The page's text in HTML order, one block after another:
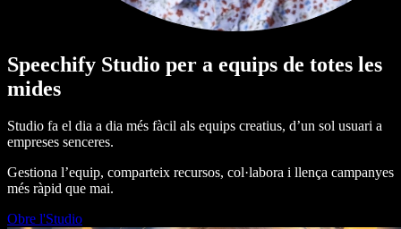
Speechify Studio per a equips de totes les
mides
Studio fa el dia a dia més fàcil als equips creatius, d’un sol usuari a
empreses senceres.
Gestiona l’equip, comparteix recursos, col·labora i llença campanyes
més ràpid que mai.
Obre l'Studio